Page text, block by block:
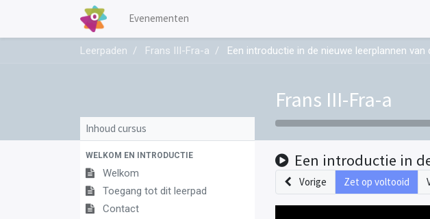
Evenementen
Leerpaden Frans III-Fra-a Een introductie in de nieuwe leerplannen van
Frans III-Fra-a
Inhoud cursus
WELKOM EN INTRODUCTIE
Welkom
Toegang tot dit leerpad
Contact
Een introductie in
Vorige Zet op voltooid